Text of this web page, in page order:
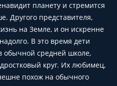
планету и стремится
Другого представителя,
на Земле, и он искренне
В это время дети
средней школе,
круг. Их любимец,
похож на обычного